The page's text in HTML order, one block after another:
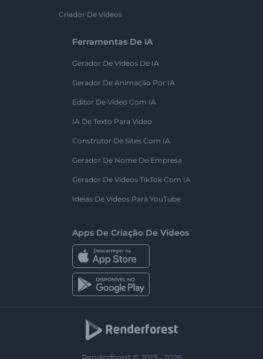
Criador De Vídeos
Ferramentas De IA
Gerador De Vídeos De IA
Gerador De Animação Por IA
Editor De Vídeo Com IA
IA De Texto Para Vídeo
Construtor De Sites Com IA
Gerador De Nome De Empresa
Gerador De Vídeos TikTok Com IA
Ideias De Vídeos Para YouTube
Apps De Criação De Vídeos
Renderforest © 2013 - 2026